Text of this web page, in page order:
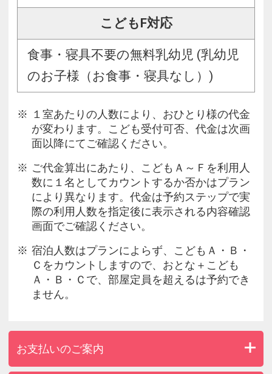
こどもF対応
食事・寝具不要の無料乳幼児 (乳幼児
のお子様（お食事・寝具なし）)
１室あたりの人数により、おひとり様の代金
が変わります。こども受付可否、代金は次画
面以降にてご確認ください。
ご代金算出にあたり、こどもＡ～Ｆを利用人
数に１名としてカウントするか否かはプラン
により異なります。代金は予約ステップで実
際の利用人数を指定後に表示される内容確認
画面でご確認ください。
宿泊人数はプランによらず、こどもＡ・Ｂ・
Ｃをカウントしますので、おとな＋こども
Ａ・Ｂ・Ｃで、部屋定員を超えるは予約でき
ません。
お支払いのご案内